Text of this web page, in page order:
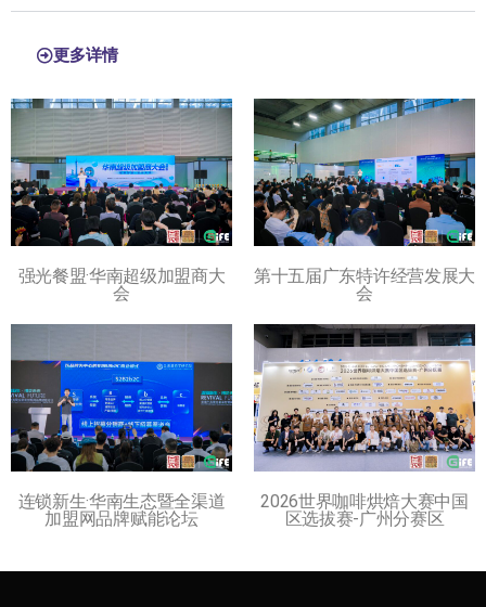
更多详情
强光餐盟·华南超级加盟商大
会
连锁新生·华南生态暨全渠道
加盟网品牌赋能论坛
第十五届广东特许经营发展大
会
2026世界咖啡烘焙大赛中国
区选拔赛-广州分赛区